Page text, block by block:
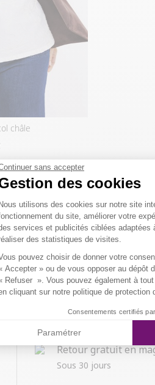
sans accepter
des cookies
de
Nous utilisons des cookies sur notre site
du site, améliorer votre
services et publicités ciblées adaptées
des statistiques de visites.
pouvez choisir de donner votre
Accepter » ou de vous opposer au dépôt
Refuser ». Vous pouvez également à
cliquant sur notre politique de protection
Consentements certifiés par
Paramétrer
châle
Retour gratuit en
Sous 30 jours